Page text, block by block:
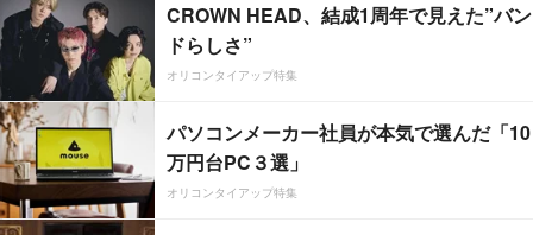
CROWN HEAD、結成1周年で見えた”バン
ドらしさ”
オリコンタイアップ特集
パソコンメーカー社員が本気で選んだ「10
万円台PC３選」
オリコンタイアップ特集